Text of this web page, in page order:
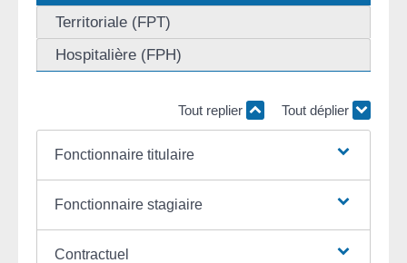
Territoriale (FPT)
Hospitalière (FPH)
Tout replier Tout déplier
Fonctionnaire titulaire
Fonctionnaire stagiaire
Contractuel